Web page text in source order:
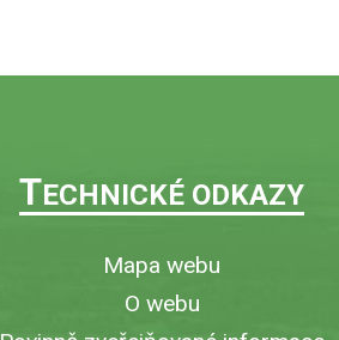
TECHNICKÉ ODKAZY
Mapa webu
O webu